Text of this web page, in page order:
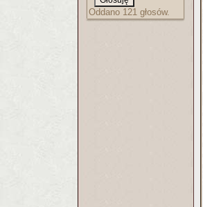
Oddano 121 głosów.